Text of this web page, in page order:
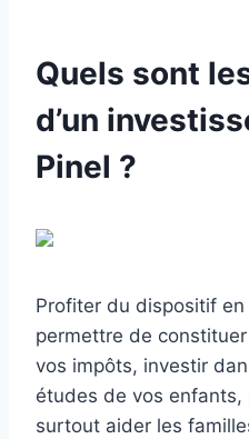
Quels sont
d’un
Pinel ?
Profiter du dispositif en
permettre de
vos impôts, investir
études de vos
surtout aider les